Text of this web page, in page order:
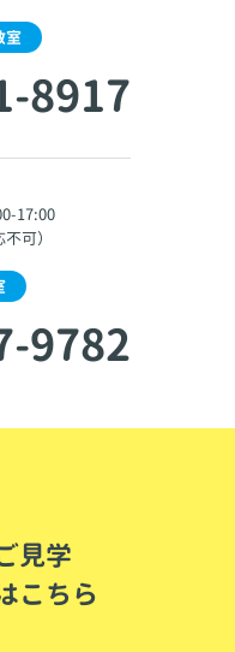
室
8917
17:00
可）
9782
見学
こちら